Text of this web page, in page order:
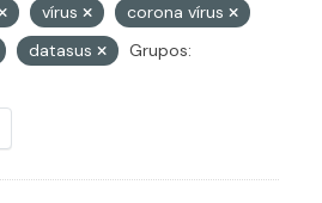
vírus
corona vírus
datasus
Grupos: